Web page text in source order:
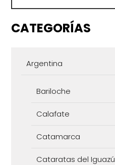
CATEGORÍAS
Argentina
Bariloche
Calafate
Catamarca
Cataratas del Iguazú